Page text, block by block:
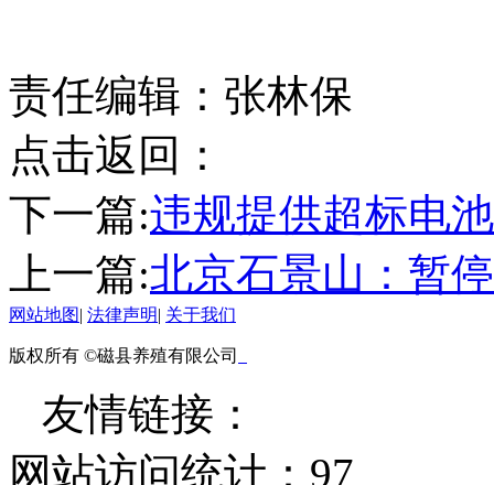
责任编辑：张林保
点击返回：
下一篇:违规提供超标电
上一篇:北京石景山：暂
网站地图| 法律声明| 关于我们
版权所有 ©磁县养殖有限公司
友情链接：
网站访问统计： 97